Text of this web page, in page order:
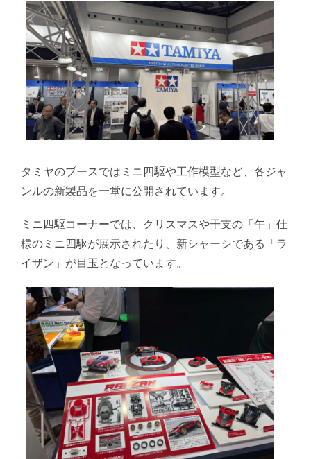
タミヤのブースではミニ四駆や工作模型など、各ジャ
ンルの新製品を一堂に公開されています。
ミニ四駆コーナーでは、クリスマスや干支の「午」仕
様のミニ四駆が展示されたり、新シャーシである「ラ
イザン」が目玉となっています。